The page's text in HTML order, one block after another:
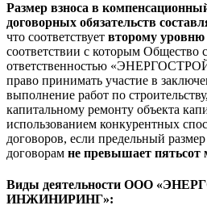
Размер взноса в
договорных обязательств
что соответствует второму уровню
соответствии с которым Общество
ответственностью
право принимать участие в
выполнение работ по
капитальному ремонту объекта
использованием конкурентных
договоров, если предельный
договорам не превышает пятьсот
Виды деятельности ООО
ИНЖИНИРИНГ»: